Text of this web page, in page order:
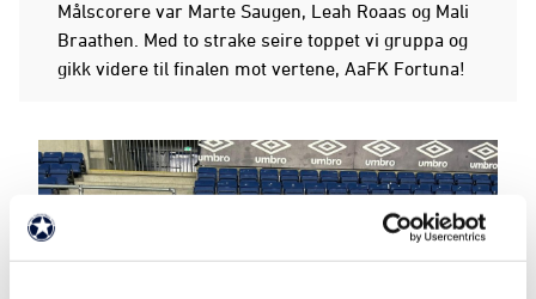
Målscorere var Marte Saugen, Leah Roaas og Mali
Braathen. Med to strake seire toppet vi gruppa og
gikk videre til finalen mot vertene, AaFK Fortuna!